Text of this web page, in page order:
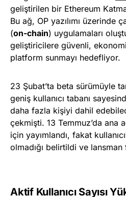
geliştirilen bir Ethereum
Bu ağ, OP yazılımı üzerinde
(on-chain) uygulamaları
geliştiricilere güvenli,
platform sunmayı hedefliyor.
23 Şubat’ta beta sürümüyle
geniş kullanıcı tabanı
daha fazla kişiyi dahil
çekmişti. 13 Temmuz’da ana
için yayımlandı, fakat
olmadığı belirtildi ve lansman
Aktif Kullanıcı Sayısı